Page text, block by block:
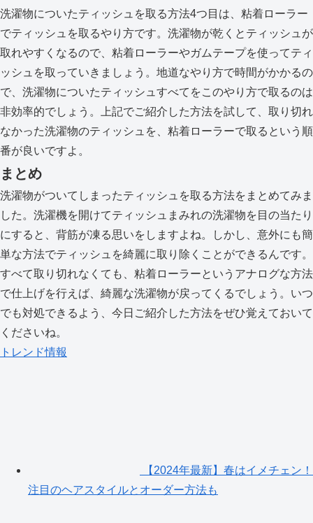
洗濯物についたティッシュを取る方法4つ目は、粘着ローラー
でティッシュを取るやり方です。洗濯物が乾くとティッシュが
取れやすくなるので、粘着ローラーやガムテープを使ってティ
ッシュを取っていきましょう。地道なやり方で時間がかかるの
で、洗濯物についたティッシュすべてをこのやり方で取るのは
非効率的でしょう。上記でご紹介した方法を試して、取り切れ
なかった洗濯物のティッシュを、粘着ローラーで取るという順
番が良いですよ。
まとめ
洗濯物がついてしまったティッシュを取る方法をまとめてみま
した。洗濯機を開けてティッシュまみれの洗濯物を目の当たり
にすると、背筋が凍る思いをしますよね。しかし、意外にも簡
単な方法でティッシュを綺麗に取り除くことができるんです。
すべて取り切れなくても、粘着ローラーというアナログな方法
で仕上げを行えば、綺麗な洗濯物が戻ってくるでしょう。いつ
でも対処できるよう、今日ご紹介した方法をぜひ覚えておいて
くださいね。
トレンド情報
【2024年最新】春はイメチェン！
注目のヘアスタイルとオーダー方法も